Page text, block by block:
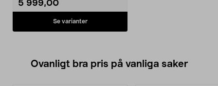
• Enkel att vika ihop och ta med.
• Komplett med lampor och
5 999,00
Se varianter
Ovanligt bra pris på vanliga saker